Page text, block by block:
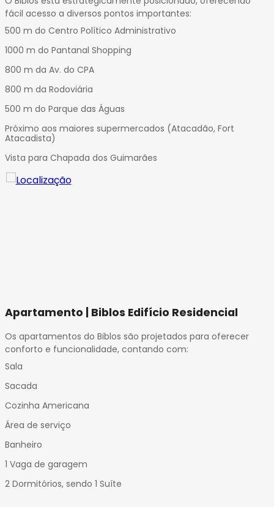
fácil acesso a diversos pontos importantes:
500 m do Centro Político Administrativo
1000 m do Pantanal Shopping
800 m da Av. do CPA
800 m da Rodoviária
500 m do Parque das Águas
Próximo aos maiores supermercados (Atacadão, Fort
Atacadista)
Vista para Chapada dos Guimarães
Apartamento | Biblos Edifício Residencial
Os apartamentos do Biblos são projetados para oferecer
conforto e funcionalidade, contando com:
Sala
Sacada
Cozinha Americana
Área de serviço
Banheiro
1 Vaga de garagem
2 Dormitórios, sendo 1 Suíte